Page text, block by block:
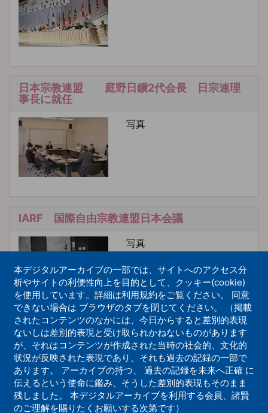
日本宗教連盟 庭野日鑛2代会長 日宗連理
事長に就任
写真
IARF 国際自由宗教連盟日本会議
写真
IARF 国際自由宗教連盟東京会議
写真
本デジタルアーカイブの一部では、サイトへのアクセス分
析やサイトの利便性向上を目的として、クッキー(cookie)
を使用しています。詳細は利用規約をご覧ください。 同意
できない場合は ブラウザのタブを閉じてください。 （掲載
されたコンテンツのなかには、今日からすると差別的表現
ないしは差別的表現と受け取られかねないものがあります
が、それはコンテンツが作成された当時の社会的、文化的
状況が反映された表現であり、それも過去の記録の一部で
あります。 アーカイブの持つ、 過去の記録を未来へ正確 に
伝えるという使命に鑑み、そうした差別的表現もそのまま
残しました。 本デジタルアーカイブを利用する会員、諸賢
のご理解を賜りたくお願いする次第です）